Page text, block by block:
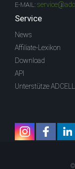
E-MAIL:
Service
News
Affiliate-Lexikon
Download
API
Unterstütze ADCELL